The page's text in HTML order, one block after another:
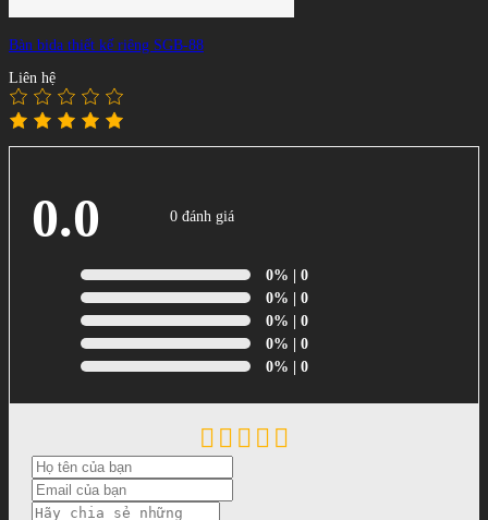
Bàn bida thiết kế riêng SGB-88
Liên hệ
0.0 0 đánh giá
0% | 0
0% | 0
0% | 0
0% | 0
0% | 0